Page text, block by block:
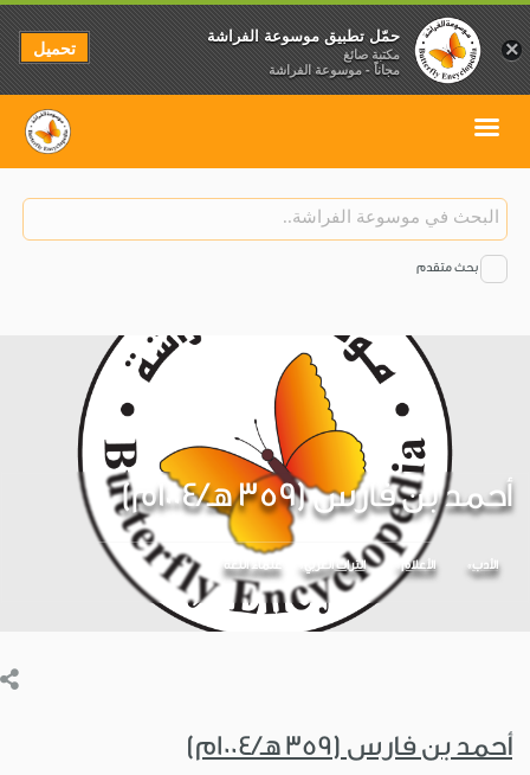
بحث متقدم
أحمد بن فارس (359 هـ/1004م)
الأدب الأعلام التراث العربي علماء اللغة
أحمد بن فارس (359 هـ/1004م)
×
حمّل تطبيق موسوعة الفراشة
مكتبة صائغ
مجاناً - موسوعة الفراشة
تحميل